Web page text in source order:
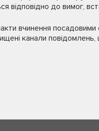
відповідно до вимог,
вчинення посадовими
канали